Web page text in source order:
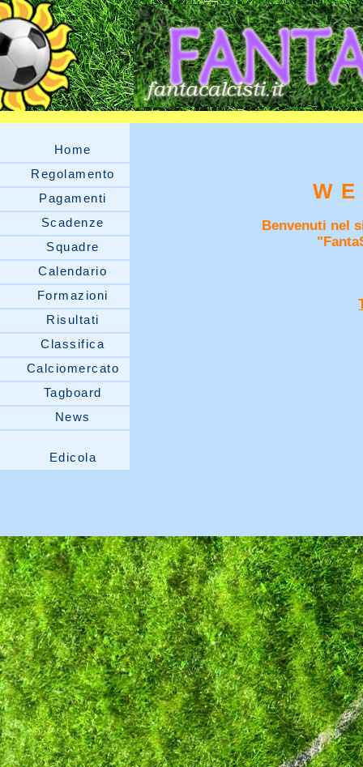
Home
Regolamento
Pagamenti
Scadenze
Squadre
Calendario
Formazioni
Risultati
Classifica
Calciomercato
Tagboard
News
Edicola
Benvenuti nel